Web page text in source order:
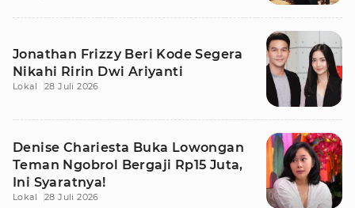
Jonathan Frizzy Beri Kode Segera
Nikahi Ririn Dwi Ariyanti
Lokal 28 Juli 2026
Denise Chariesta Buka Lowongan
Teman Ngobrol Bergaji Rp15 Juta,
Ini Syaratnya!
Lokal 28 Juli 2026